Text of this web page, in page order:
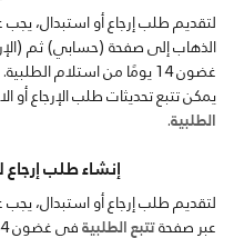
لتقديم طلب إرجاع أو استبدال،
الذهاب إلى صفحة (حسابي) ثم
غضون 14 يومًا من استلام الطلبية. سوف تتلقى حينها إشعارًا منا.
يمكن تتبع تحديثات طلب الإرجاع
الطلبية.
إنشاء طلب إرجاع
لتقديم طلب إرجاع أو استبدال،
عبر صفحةتتبع الطلبية